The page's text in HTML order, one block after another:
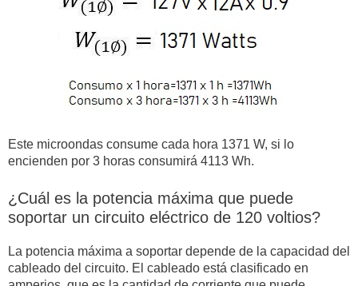
Este microondas consume cada hora 1371 W, si lo
encienden por 3 horas consumirá 4113 Wh.
¿Cuál es la potencia máxima que puede
soportar un circuito eléctrico de 120 voltios?
La potencia máxima a soportar depende de la capacidad del
cableado del circuito. El cableado está clasificado en